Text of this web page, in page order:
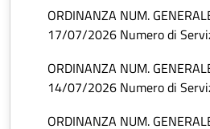
ORDINANZA NUM.
17/07/2026 Numero di
ORDINANZA NUM.
14/07/2026 Numero di
ORDINANZA NUM.